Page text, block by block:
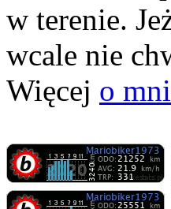
w terenie.
wcale nie
Więcej o